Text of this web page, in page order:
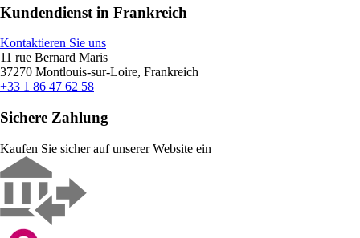
Kundendienst in Frankreich
Kontaktieren Sie uns
11 rue Bernard Maris
37270 Montlouis-sur-Loire, Frankreich
+33 1 86 47 62 58
Sichere Zahlung
Kaufen Sie sicher auf unserer Website ein